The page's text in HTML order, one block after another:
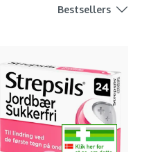
Bestsellers